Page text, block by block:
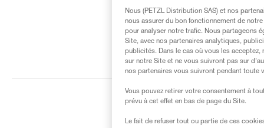
Nous (PETZL Distribution SAS) et nos
nous assurer du bon fonctionnement de
pour analyser notre trafic. Nous partageons
Site, avec nos partenaires analytiques,
publicités. Dans le cas où vous les
sur notre Site et ne vous suivront pas sur
nos partenaires vous suivront pendant toute
Vous pouvez retirer votre consentement à
prévu à cet effet en bas de page du Site.
Le fait de refuser tout ou partie de ces